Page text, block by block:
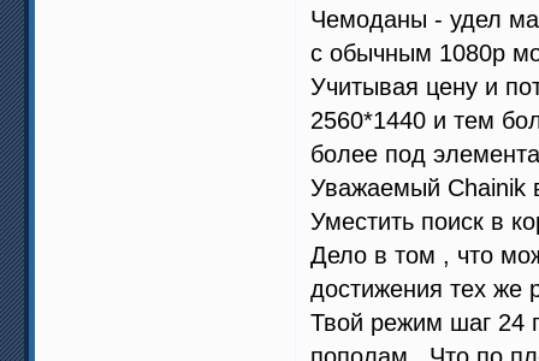
Чемоданы - удел
с обычным 1080р
Учитывая цену и
2560*1440 и тем
более под
Уважаемый Chainik
Уместить поиск в
Дело в том , что
достижения тех же
Твой режим шаг 24